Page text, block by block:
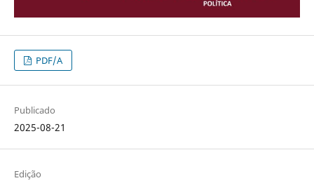
PDF/A
Publicado
2025-08-21
Edição